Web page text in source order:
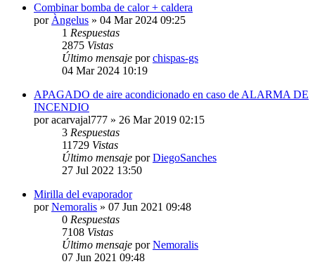
Combinar bomba de calor + caldera
por Àngelus » 04 Mar 2024 09:25
1 Respuestas
2875 Vistas
Último mensaje porchispas-gs
04 Mar 2024 10:19
APAGADO de aire acondicionado en caso de ALARMA DE
INCENDIO
poracarvajal777 » 26 Mar 2019 02:15
3 Respuestas
11729 Vistas
Último mensaje porDiegoSanches
27 Jul 2022 13:50
Mirilla del evaporador
porNemoralis » 07 Jun 2021 09:48
0 Respuestas
7108 Vistas
Último mensaje porNemoralis
07 Jun 2021 09:48